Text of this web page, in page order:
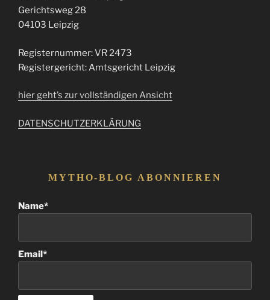
Gerichtsweg 28
04103 Leipzig
Registernummer: VR 2473
Registergericht: Amtsgericht Leipzig
hier geht’s zur vollständigen Ansicht
DATENSCHUTZERKLÄRUNG
MYTHO-BLOG ABONNIEREN
Name*
Email*